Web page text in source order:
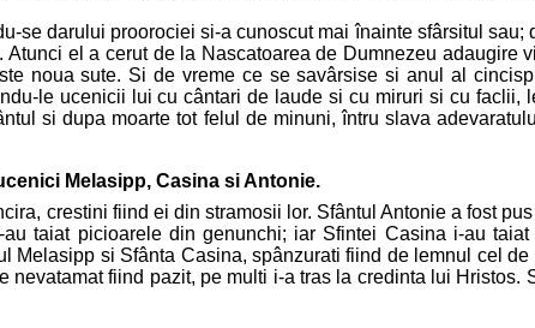
darului proorociei si-a cunoscut mai înainte sfârsitul sau;
el a cerut de la Nascatoarea de Dumnezeu adaugire
noua sute. Si de vreme ce se savârsise si anul al
le ucenicii lui cu cântari de laude si cu miruri si cu faclii,
si dupa moarte tot felul de minuni, întru slava
Melasipp, Casina si Antonie.
crestini fiind ei din stramosii lor. Sfântul Antonie a fost
taiat picioarele din genunchi; iar Sfintei Casina i-au
si Sfânta Casina, spânzurati fiind de lemnul cel
fiind pazit, pe multi i-a tras la credinta lui Hristos.